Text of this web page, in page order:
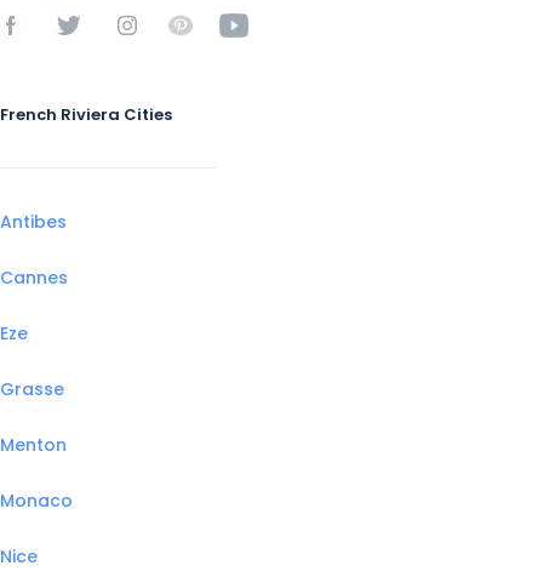
French Riviera Cities
Antibes
Cannes
Eze
Grasse
Menton
Monaco
Nice